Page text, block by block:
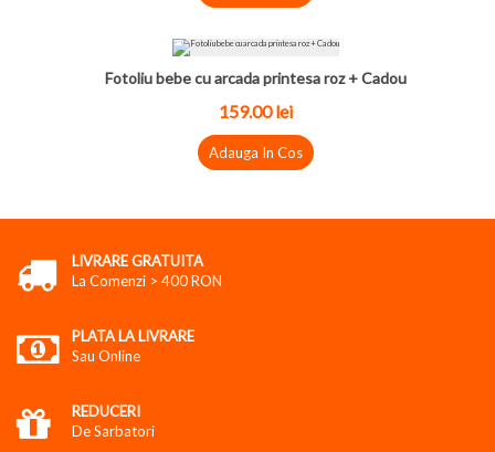
Fotoliu bebe cu arcada printesa roz + Cadou
159.00lei
Adauga In Cos
LIVRARE GRATUITA
La Comenzi > 400 RON
PLATA LA LIVRARE
Sau Online
REDUCERI
De Sarbatori